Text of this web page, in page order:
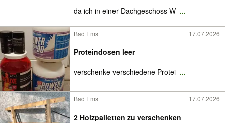
da ich in einer Dachgeschoss W ...
Bad Ems 17.07.2026
Proteindosen leer
verschenke verschiedene Protei ...
Bad Ems 17.07.2026
2 Holzpalletten zu verschenken